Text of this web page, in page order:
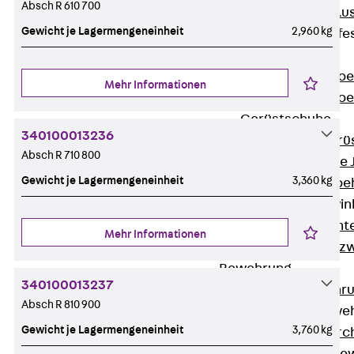
Gerüstschuhe
Gerüstschuhe
Zurück
Bewehrung
Zurück
Absch R 610 700
Gewicht je Lagermengeneinheit 2,960 kg
Mehr Informationen
340100013236
Absch R 710 800
Gewicht je Lagermengeneinheit 3,360 kg
Mehr Informationen
340100013237
Absch R 810 900
Gewicht je Lagermengeneinheit 3,760 kg